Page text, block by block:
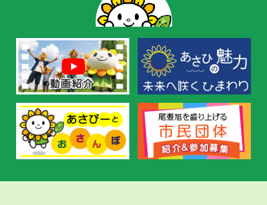
の
お
す
め